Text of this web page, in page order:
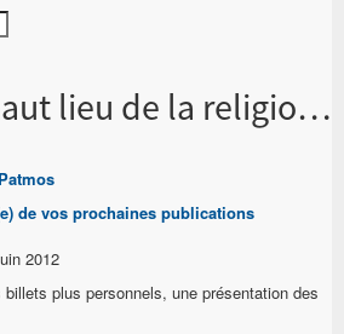
Patmos un haut lieu de la religion orthodoxe
Patmos
de vos prochaines publications
2012
plus personnels, une présentation des